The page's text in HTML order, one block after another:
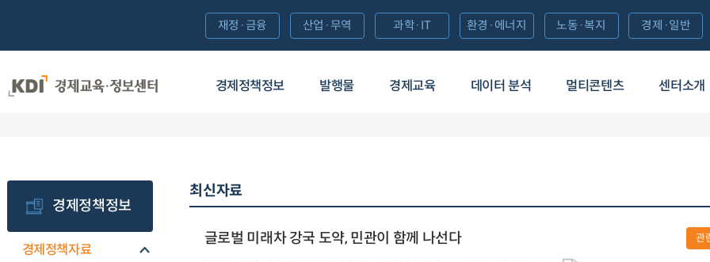
경제정책정보 발행물 경제교육 데이터 분석 멀티콘텐츠 센터소개
재정·금융 산업·무역 과학·IT 환경·에너지 노동·복지 경제·일반
경제정책정보
경제정책자료
최신자료
글로벌 미래차 강국 도약, 민관이 함께 나선다 관